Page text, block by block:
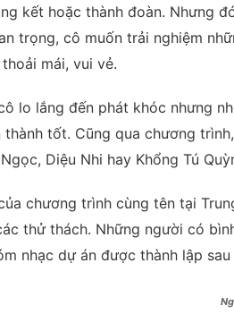
kết hoặc thành đoàn. Nhưng
trọng, cô muốn trải nghiệm
mái, vui vẻ.
lo lắng đến phát khóc nhưng
tốt. Cũng qua chương
Diệu Nhi hay Khổng Tú
chương trình cùng tên tại
thử thách. Những người có
nhạc dự án được thành lập